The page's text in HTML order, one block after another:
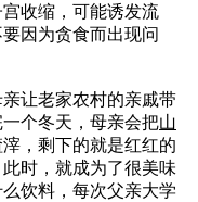
收缩，可能诱发流
因为贪食而出现问
让老家农村的亲戚带
个冬天，母亲会把山
，剩下的就是红红的
时，就成为了很美味
饮料，每次父亲大学